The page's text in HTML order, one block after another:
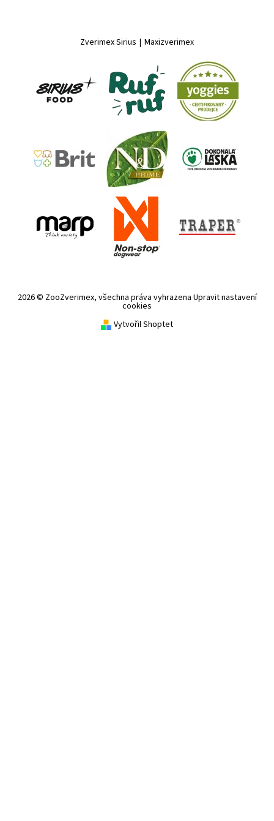
Zverimex Sirius | Maxizverimex
2026 © ZooZverimex, všechna práva vyhrazena Upravit nastavení
cookies
Vytvořil Shoptet